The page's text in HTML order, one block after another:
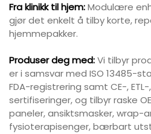
Fra klinikk til hjem:Modulære
gjør det enkelt å tilby korte,
hjemmepakker.
Produser deg med:Vi tilbyr
er i samsvar med ISO 13485-
FDA-registrering samt CE-,
sertifiseringer, og tilbyr raske
paneler, ansiktsmasker, wrap-
fysioterapisenger, bærbart